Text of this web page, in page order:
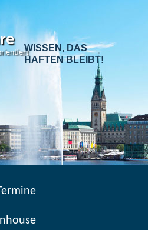
WISSEN, DAS
HAFTEN BLEIBT!